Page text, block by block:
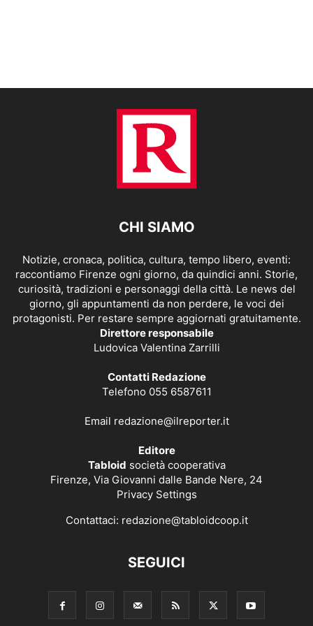
CHI SIAMO
Notizie, cronaca, politica, cultura, tempo libero, eventi:
raccontiamo Firenze ogni giorno, da quindici anni. Storie,
curiosità, tradizioni e personaggi della città. Le news del
giorno, gli appuntamenti da non perdere, le voci dei
protagonisti. Per restare sempre aggiornati gratuitamente.
Direttore responsabile
Ludovica Valentina Zarrilli
Contatti Redazione
Telefono 055 6587611
Email redazione@ilreporter.it
Editore
Tabloid società cooperativa
Firenze, Via Giovanni dalle Bande Nere, 24
Privacy Settings
Contattaci: redazione@tabloidcoop.it
SEGUICI